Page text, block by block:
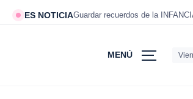
ES NOTICIAGuardar recuerdos de la
MENÚ